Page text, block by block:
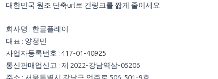
대한민국 원조 단축url로 긴링크를 짧게 줄이세요
회사명 : 한글플레이
대표 : 양정민
사업자등록번호 : 417-01-40925
통신판매업신고 : 제 2022-강남역삼-05206